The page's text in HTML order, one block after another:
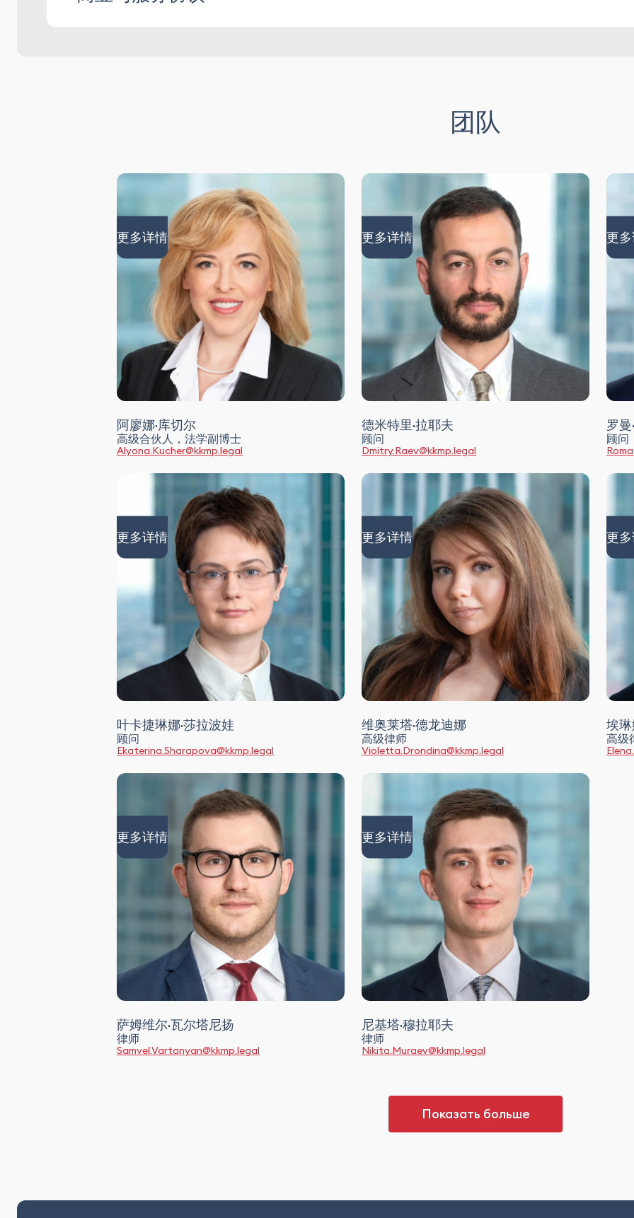
团队
更多详情
阿廖娜·库切尔
高级合伙人，法学副博士
Alyona.Kucher@kkmp.legal
更多详情
德米特里·拉耶夫
顾问
Dmitry.Raev@kkmp.legal
更
罗
顾问
更多详情
叶卡捷琳娜·莎拉波娃
顾问
Ekaterina.Sharapova@kkmp.legal
更多详情
维奥莱塔·德龙迪娜
高级律师
Violetta.Drondina@kkmp.legal
更
埃琳
高级
更多详情
萨姆维尔·瓦尔塔尼扬
律师
Samvel.Vartanyan@kkmp.legal
更多详情
尼基塔·穆拉耶夫
律师
Nikita.Muraev@kkmp.legal
Показать больше